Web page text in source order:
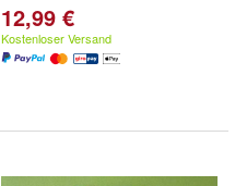
12,99 €
Kostenloser Versand